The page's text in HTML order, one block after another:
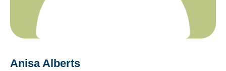
Anisa Alberts